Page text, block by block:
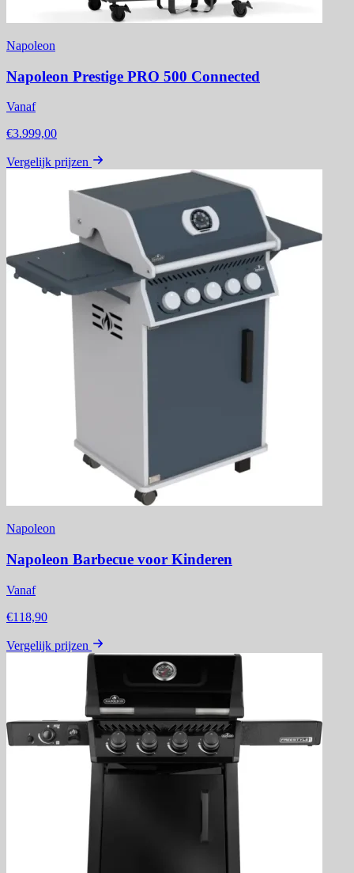
Napoleon
Napoleon Prestige PRO 500 Connected
Vanaf
€3.999,00
Vergelijk prijzen
Napoleon
Napoleon Barbecue voor Kinderen
Vanaf
€118,90
Vergelijk prijzen